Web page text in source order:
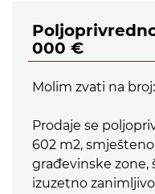
000 €
Molim zvati na
Prodaje se
602 m2,
građevinske zone,
izuzetno